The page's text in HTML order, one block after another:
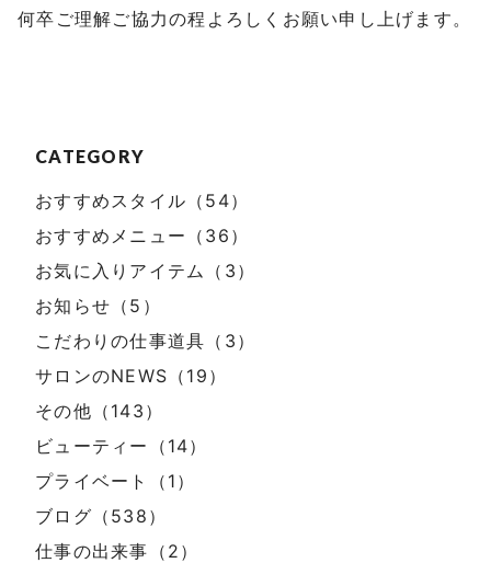
CATEGORY
おすすめスタイル（54）
おすすめメニュー（36）
お気に入りアイテム（3）
お知らせ（5）
こだわりの仕事道具（3）
サロンのNEWS（19）
その他（143）
ビューティー（14）
プライベート（1）
ブログ（538）
仕事の出来事（2）
何卒ご理解ご協力の程よろしくお願い申し上げます。